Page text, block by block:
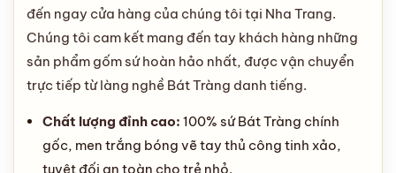
đến ngay cửa hàng của chúng tôi tại Nha Trang.
Chúng tôi cam kết mang đến tay khách hàng những
sản phẩm gốm sứ hoàn hảo nhất, được vận chuyển
trực tiếp từ làng nghề Bát Tràng danh tiếng.
Chất lượng đỉnh cao: 100% sứ Bát Tràng chính
gốc, men trắng bóng vẽ tay thủ công tinh xảo,
tuyệt đối an toàn cho trẻ nhỏ.